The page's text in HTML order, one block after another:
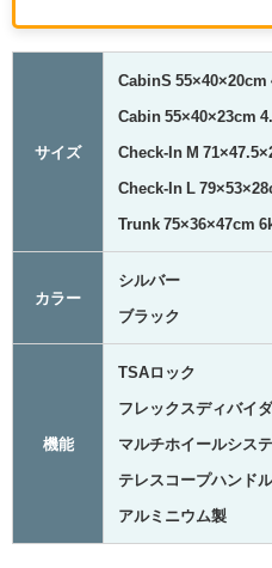
サイズ
CabinS 55×40×20cm
Cabin 55×40×23cm
Check-In M
Check-In L
Trunk 75×36×47cm
カラー
シルバー
ブラック
機能
TSAロック
フレックスディバイ
マルチホイールシス
テレスコープハンドル
アルミニウム製